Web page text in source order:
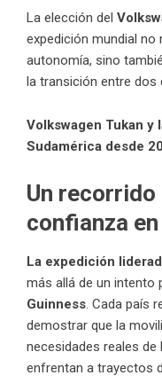
La elección del
expedición mundial no
autonomía, sino
la transición entre dos
Volkswagen Tukan y
Sudamérica desde
Un
confianza
La expedición
más allá de un intento
Guinness. Cada país
demostrar que la
necesidades reales
enfrentan a trayectos